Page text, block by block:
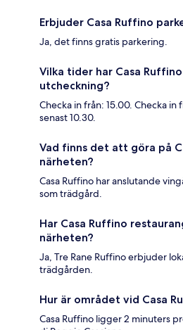
Erbjuder Casa Ruffino
Ja, det finns gratis parkering.
Vilka tider har Casa
utcheckning?
Checka in från: 15.00. Checka
senast 10.30.
Vad finns det att göra på
närheten?
Casa Ruffino har anslutande
som trädgård.
Har Casa Ruffino
närheten?
Ja, Tre Rane Ruffino erbjuder
trädgården.
Hur är området vid Casa
Casa Ruffino ligger 2 minuters